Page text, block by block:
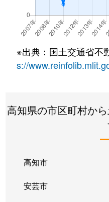
※出典：国土交通省不
s://
高知県の市区町村か
高知市
安芸市